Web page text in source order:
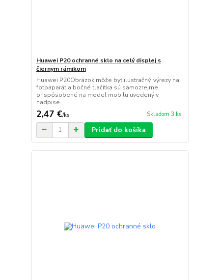
Huawei P20 ochranné sklo na celý displej s
čiernym rámikom
Huawei P20Obrázok môže byť ilustračný, výrezy na
fotoaparát a bočné tlačítka sú samozrejme
prispôsobené na model mobilu uvedený v
nadpise.
2,47 €/ks Skladom 3 ks
Pridať do košíka